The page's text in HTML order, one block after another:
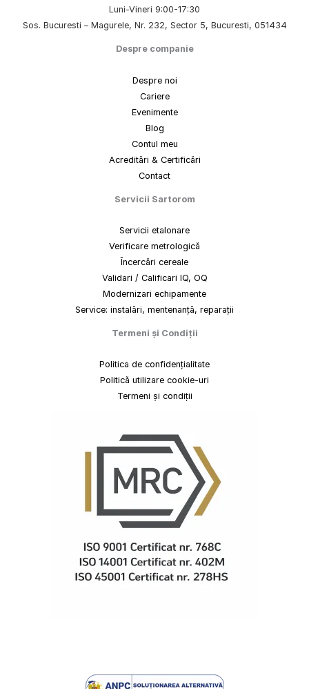
Luni-Vineri 9:00-17:30
Sos. Bucuresti – Magurele, Nr. 232, Sector 5, Bucuresti, 051434
Despre companie
Despre noi
Cariere
Evenimente
Blog
Contul meu
Acreditări & Certificări
Contact
Servicii Sartorom
Servicii etalonare
Verificare metrologică
Încercări cereale
Validari / Calificari IQ, OQ
Modernizari echipamente
Service: instalări, mentenanță, reparații
Termeni și Condiții
Politica de confidențialitate
Politică utilizare cookie-uri
Termeni și condiții